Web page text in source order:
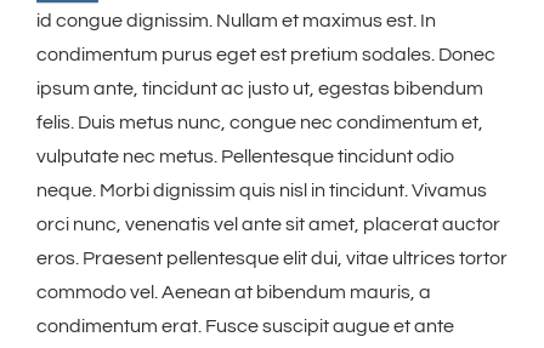
id congue dignissim. Nullam et maximus est. In
condimentum purus eget est pretium sodales. Donec
ipsum ante, tincidunt ac justo ut, egestas bibendum
felis. Duis metus nunc, congue nec condimentum et,
vulputate nec metus. Pellentesque tincidunt odio
neque. Morbi dignissim quis nisl in tincidunt. Vivamus
orci nunc, venenatis vel ante sit amet, placerat auctor
eros. Praesent pellentesque elit dui, vitae ultrices tortor
commodo vel. Aenean at bibendum mauris, a
condimentum erat. Fusce suscipit augue et ante